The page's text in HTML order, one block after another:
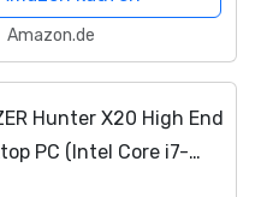
Amazon.de
Hunter X20 High End
PC (Intel Core i7-